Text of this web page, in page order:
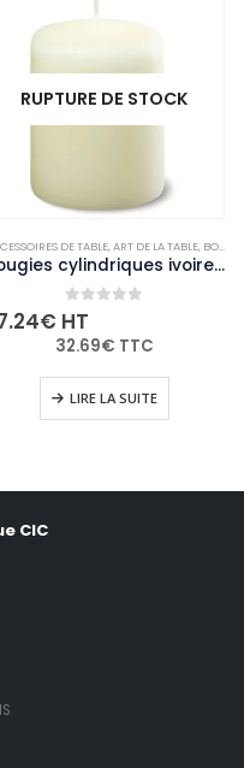
PALETTISABLE
RUPTURE DE STOCK
DE TABLE,ART DE LA TABLE, BOUGIES ET PHOTOPHORES
Bougies cylindriques ivoire Bolsius 80mm (lot de 12)
0out of 5
€ HT
32.69€ TTC
LIRE LA SUITE
CIC